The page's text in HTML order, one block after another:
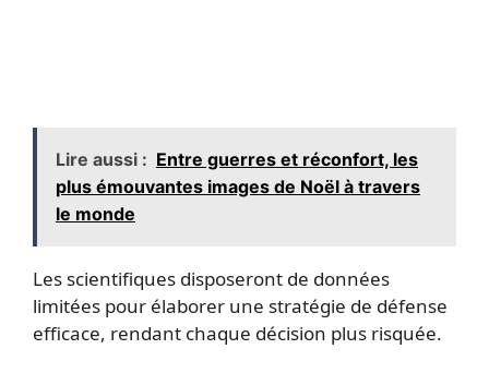
Lire aussi : Entre guerres et réconfort, les
plus émouvantes images de Noël à travers
le monde
Les scientifiques disposeront de données
limitées pour élaborer une stratégie de défense
efficace, rendant chaque décision plus risquée.